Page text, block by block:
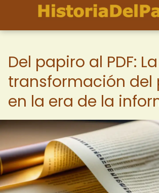
Del papiro al PDF: La
transformación del
en la era de la